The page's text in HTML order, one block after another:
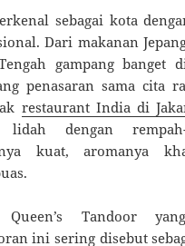
sebagai kota
Dari makanan
gampang banget
penasaran sama cita
restaurant India di
dengan rempah-
kuat, aromanya
Queen’s Tandoor
ini sering disebut